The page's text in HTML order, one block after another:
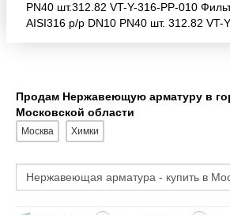
PN40 шт.312.82 VT-Y-316-PP-010
AISI316 р/р DN10 PN40 шт. 312.82 VT-
Продам Нержавеющую арматуру в
Московской области
Москва Химки